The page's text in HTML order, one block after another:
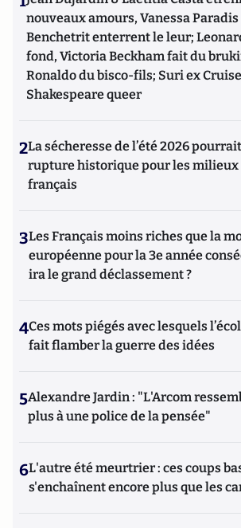
nouveaux amours, Vanessa
Benchetrit enterrent le leur;
fond, Victoria Beckham fait du
Ronaldo du bisco-fils; Suri ex
Shakespeare queer
2La sécheresse de l’été 2026
rupture historique pour les milieux
français
3Les Français moins riches que la
européenne pour la 3e année
ira le grand déclassement ?
4Ces mots piégés avec lesquels
fait flamber la guerre des idées
5Alexandre Jardin : "L'Arcom
plus à une police de la pensée"
6L'autre été meurtrier : ces coups
s'enchaînent encore plus que les